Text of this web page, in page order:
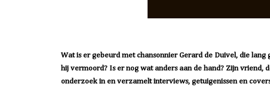
Wat is er gebeurd met chansonnier Gerard de Duivel, die
hij vermoord? Is er nog wat anders aan de hand? Zijn vriend,
onderzoek in en verzamelt interviews, getuigenissen en